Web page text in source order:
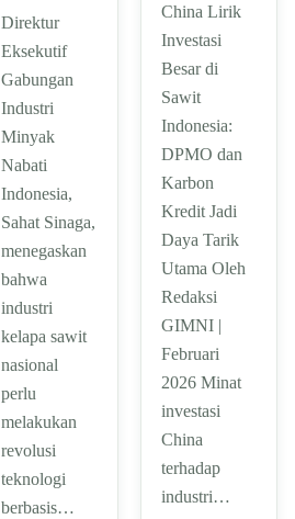
Direktur
Eksekutif
Gabungan
Industri
Minyak
Nabati
Indonesia,
Sahat Sinaga,
menegaskan
bahwa
industri
kelapa sawit
nasional
perlu
melakukan
revolusi
teknologi
berbasis…
China Lirik
Investasi
Besar di
Sawit
Indonesia:
DPMO dan
Karbon
Kredit Jadi
Daya Tarik
Utama Oleh
Redaksi
GIMNI |
Februari
2026 Minat
investasi
China
terhadap
industri…